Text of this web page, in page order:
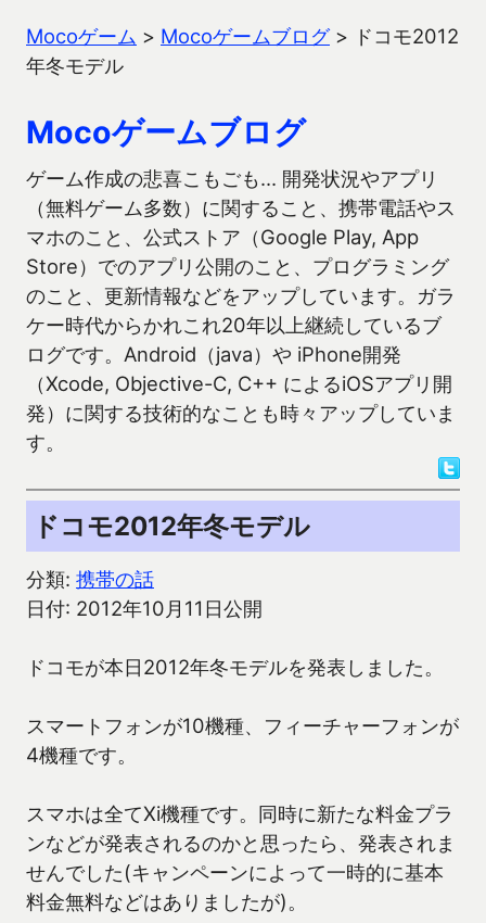
Mocoゲーム > Mocoゲームブログ> ドコモ2012
年冬モデル
Mocoゲームブログ
ゲーム作成の悲喜こもごも… 開発状況やアプリ
（無料ゲーム多数）に関すること、携帯電話やス
マホのこと、公式ストア（Google Play, App
Store）でのアプリ公開のこと、プログラミング
のこと、更新情報などをアップしています。ガラ
ケー時代からかれこれ20年以上継続しているブ
ログです。Android（java）や iPhone開発
（Xcode, Objective-C, C++ によるiOSアプリ開
発）に関する技術的なことも時々アップしていま
す。
ドコモ2012年冬モデル
分類: 携帯の話
日付: 2012年10月11日公開
ドコモが本日2012年冬モデルを発表しました。
スマートフォンが10機種、フィーチャーフォンが
4機種です。
スマホは全てXi機種です。同時に新たな料金プラ
ンなどが発表されるのかと思ったら、発表されま
せんでした(キャンペーンによって一時的に基本
料金無料などはありましたが)。